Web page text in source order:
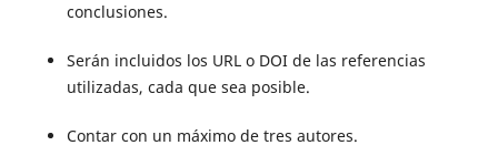
conclusiones.
Serán incluidos los URL o DOI de las referencias
utilizadas, cada que sea posible.
Contar con un máximo de tres autores.